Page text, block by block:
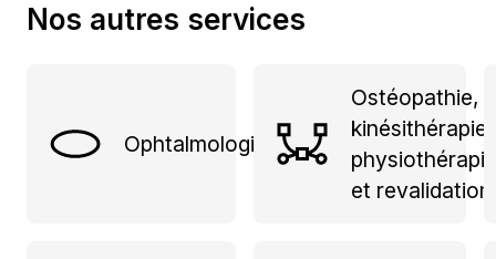
Nos autres services
Ophtalmologie
Ostéopathie,
kinésithérapie,
physiothérapie
et revalidation